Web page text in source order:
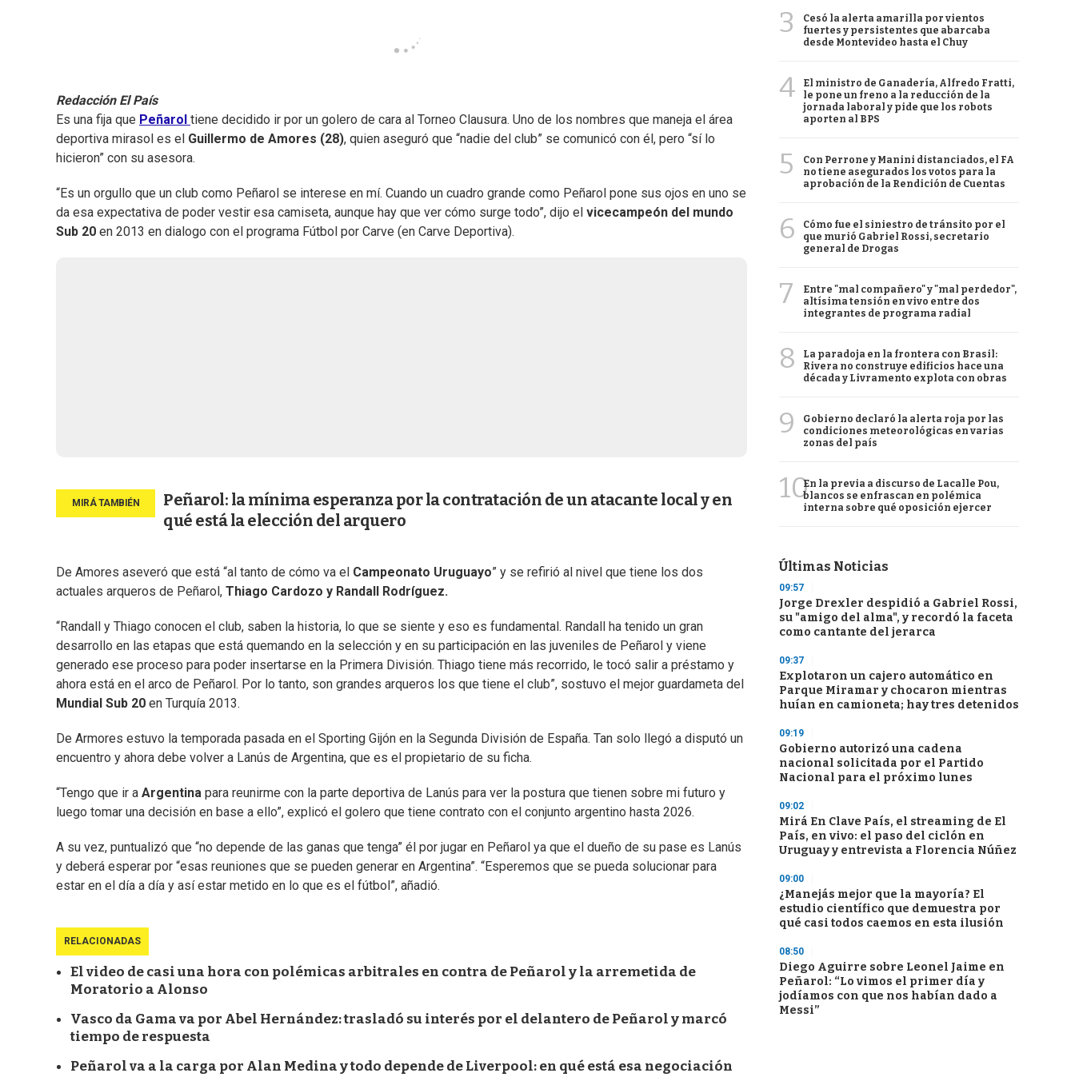
Redacción El País
Es una fija que Peñarol tiene decidido ir por un golero de cara al Torneo Clausura. Uno de los nombres que maneja el área
deportiva mirasol es el Guillermo de Amores (28), quien aseguró que “nadie del club” se comunicó con él, pero “sí lo
hicieron” con su asesora.
“Es un orgullo que un club como Peñarol se interese en mí. Cuando un cuadro grande como Peñarol pone sus ojos en uno se
da esa expectativa de poder vestir esa camiseta, aunque hay que ver cómo surge todo”, dijo el vicecampeón del mundo
Sub 20 en 2013 en dialogo con el programa Fútbol por Carve (en Carve Deportiva).
Peñarol: la mínima esperanza por la contratación de un atacante local y en
qué está la elección del arquero
De Amores aseveró que está “al tanto de cómo va el Campeonato Uruguayo” y se refirió al nivel que tiene los dos
actuales arqueros de Peñarol, Thiago Cardozo y Randall Rodríguez.
“Randall y Thiago conocen el club, saben la historia, lo que se siente y eso es fundamental. Randall ha tenido un gran
desarrollo en las etapas que está quemando en la selección y en su participación en las juveniles de Peñarol y viene
generado ese proceso para poder insertarse en la Primera División. Thiago tiene más recorrido, le tocó salir a préstamo y
ahora está en el arco de Peñarol. Por lo tanto, son grandes arqueros los que tiene el club”, sostuvo el mejor guardameta del
Mundial Sub 20 en Turquía 2013.
De Armores estuvo la temporada pasada en el Sporting Gijón en la Segunda División de España. Tan solo llegó a disputó un
encuentro y ahora debe volver a Lanús de Argentina, que es el propietario de su ficha.
“Tengo que ir a Argentina para reunirme con la parte deportiva de Lanús para ver la postura que tienen sobre mi futuro y
luego tomar una decisión en base a ello”, explicó el golero que tiene contrato con el conjunto argentino hasta 2026.
A su vez, puntualizó que “no depende de las ganas que tenga” él por jugar en Peñarol ya que el dueño de su pase es Lanús
y deberá esperar por “esas reuniones que se pueden generar en Argentina”. “Esperemos que se pueda solucionar para
estar en el día a día y así estar metido en lo que es el fútbol”, añadió.
RELACIONADAS
El video de casi una hora con polémicas arbitrales en contra de Peñarol y la arremetida de
Moratorio a Alonso
Vasco da Gama va por Abel Hernández: trasladó su interés por el delantero de Peñarol y marcó
tiempo de respuesta
Peñarol va a la carga por Alan Medina y todo depende de Liverpool: en qué está esa negociación
3
Cesó la alerta amarilla por vientos
fuertes y persistentes que abarcaba
desde Montevideo hasta el Chuy
4
El ministro de Ganadería, Alfredo Fratti,
le pone un freno a la reducción de la
jornada laboral y pide que los robots
aporten al BPS
5
Con Perrone y Manini distanciados, el FA
no tiene asegurados los votos para la
aprobación de la Rendición de Cuentas
6
Cómo fue el siniestro de tránsito por el
que murió Gabriel Rossi, secretario
general de Drogas
7
Entre "mal compañero" y "mal perdedor",
altísima tensión en vivo entre dos
integrantes de programa radial
8
La paradoja en la frontera con Brasil:
Rivera no construye edificios hace una
década y Livramento explota con obras
9
Gobierno declaró la alerta roja por las
condiciones meteorológicas en varias
zonas del país
10En la previa a discurso de Lacalle Pou,
blancos se enfrascan en polémica
interna sobre qué oposición ejercer
Últimas Noticias
09:57
Jorge Drexler despidió a Gabriel Rossi,
su "amigo del alma", y recordó la faceta
como cantante del jerarca
09:37
Explotaron un cajero automático en
Parque Miramar y chocaron mientras
huían en camioneta; hay tres detenidos
09:19
Gobierno autorizó una cadena
nacional solicitada por el Partido
Nacional para el próximo lunes
09:02
Mirá En Clave País, el streaming de El
País, en vivo: el paso del ciclón en
Uruguay y entrevista a Florencia Núñez
09:00
¿Manejás mejor que la mayoría? El
estudio científico que demuestra por
qué casi todos caemos en esta ilusión
08:50
Diego Aguirre sobre Leonel Jaime en
Peñarol: “Lo vimos el primer día y
jodíamos con que nos habían dado a
Messi”